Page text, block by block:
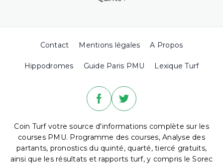
Contact Mentions légales A Propos
Hippodromes Guide Paris PMU Lexique Turf
Coin Turf votre source d'informations complète sur les
courses PMU. Programme des courses, Analyse des
partants, pronostics du quinté, quarté, tiercé gratuits,
ainsi que les résultats et rapports turf, y compris le Sorec